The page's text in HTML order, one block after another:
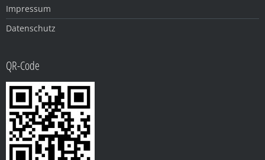
Impressum
Datenschutz
QR-Code